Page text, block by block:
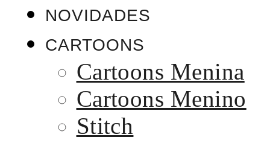
NOVIDADES
CARTOONS
Cartoons Menina
Cartoons Menino
Stitch